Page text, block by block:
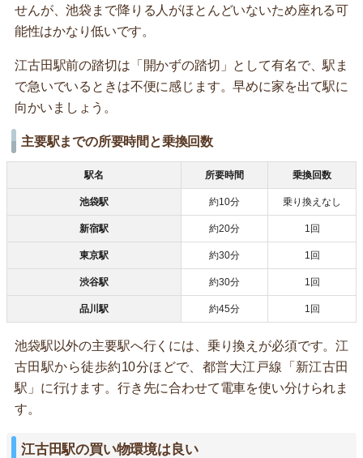
せんが、池袋まで降りる人がほとんどいないため座れる可
能性はかなり低いです。
江古田駅前の踏切は「開かずの踏切」として有名で、駅ま
で急いでいるときは不便に感じます。早めに家を出て駅に
向かいましょう。
主要駅までの所要時間と乗換回数
駅名 所要時間 乗換回数
池袋駅 約10分 乗り換えなし
新宿駅 約20分 1回
東京駅 約30分 1回
渋谷駅 約30分 1回
品川駅 約45分 1回
池袋駅以外の主要駅へ行くには、乗り換えが必須です。江
古田駅から徒歩約10分ほどで、都営大江戸線「新江古田
駅」に行けます。行き先に合わせて電車を使い分けられま
す。
江古田駅の買い物環境は良い